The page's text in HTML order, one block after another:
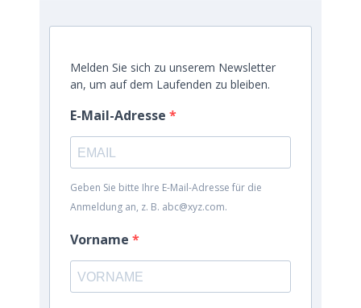
Melden Sie sich zu unserem Newsletter
an, um auf dem Laufenden zu bleiben.
E-Mail-Adresse
Geben Sie bitte Ihre E-Mail-Adresse für die
Anmeldung an, z. B. abc@xyz.com.
Vorname